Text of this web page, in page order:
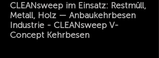
CLEANsweep im Einsatz: Restmüll,
Metall, Holz — Anbaukehrbesen
Industrie - CLEANsweep V-
Concept Kehrbesen